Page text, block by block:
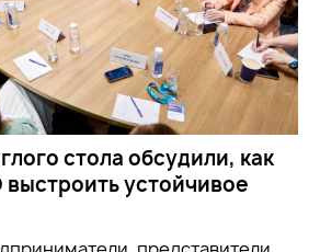
стола обсудили, как
устойчивое